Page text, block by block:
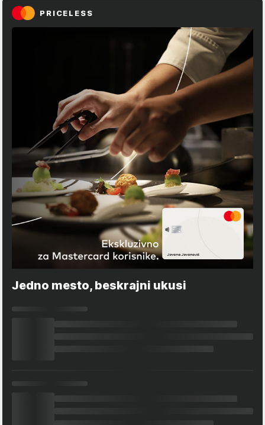
PRICELESS
Jedno mesto, beskrajni ukusi